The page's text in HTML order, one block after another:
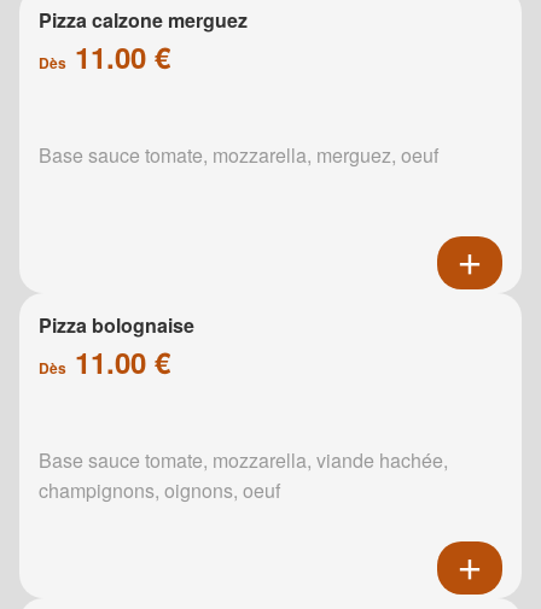
Pizza calzone merguez
Dès 11.00 €
Base sauce tomate, mozzarella, merguez, oeuf
Pizza bolognaise
Dès 11.00 €
Base sauce tomate, mozzarella, viande hachée,
champignons, oignons, oeuf